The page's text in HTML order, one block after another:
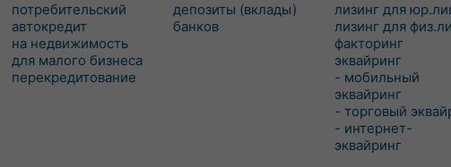
потребительский
автокредит
на недвижимость
для малого бизнеса
перекредитование
депозиты (вклады)
банков
лизинг для
лизинг для
факторинг
эквайринг
- мобильный
эквайринг
- торговый
- интернет-
эквайринг